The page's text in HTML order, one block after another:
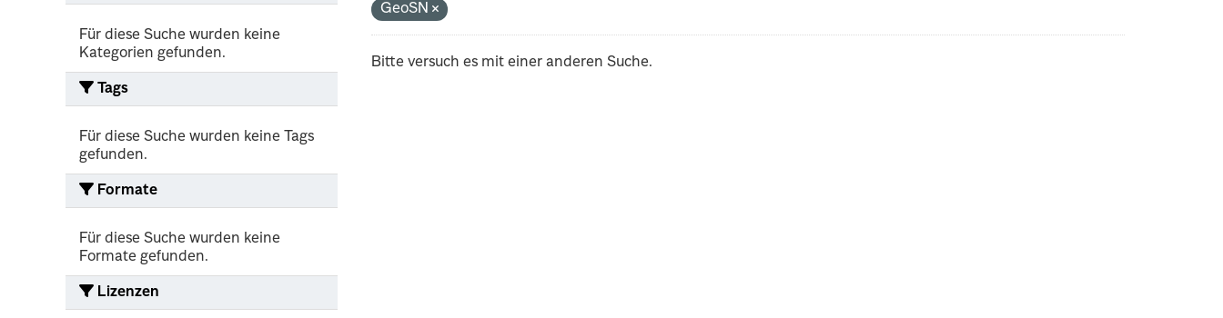
Für diese Suche wurden keine
Kategorien gefunden.
Tags
Für diese Suche wurden keine Tags
gefunden.
Formate
Für diese Suche wurden keine
Formate gefunden.
Lizenzen
GeoSN
Bitte versuch es mit einer anderen Suche.